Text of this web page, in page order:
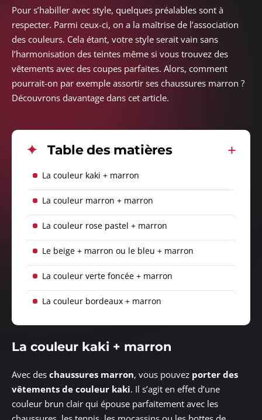
Pour s’habiller avec style, quelques préalables sont à
respecter. Parmi ceux-ci, on a la maîtrise de l’association
des couleurs. Cela étant, votre style serait vain sans
l’harmonisation des teintes même si vous trouvez des
vêtements avec des coupes parfaites. Alors, comment
pourrait-on par exemple assortir ses chaussures marron ?
Découvrons davantage dans cet article.
Table des matières
La couleur kaki + marron
La couleur marron + marron
La couleur rose pastel + marron
Le beige + marron ou le bleu + marron
La couleur verte foncée + marron
La couleur bordeaux + marron
La couleur kaki + marron
Avec des chaussures marron, vous pouvez porter des
vêtements de couleur kaki. Il s’agit en effet d’une
couleur brun clair qui épouse parfaitement avec les